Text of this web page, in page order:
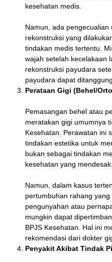
kesehatan medis.
Namun, ada pengecualian
rekonstruksi yang
tindakan medis tertentu.
wajah setelah kecelakaan
rekonstruksi payudara
payudara dapat
Perataan Gigi (Behel/
Pemasangan behel atau
meratakan gigi umumnya
Kesehatan. Perawatan ini
tindakan estetika untuk
bukan sebagai tindakan
kesehatan yang mendesak.
Namun, dalam kasus
pertumbuhan rahang
pengunyahan atau
mungkin dapat
BPJS Kesehatan. Hal ini
rekomendasi dari dokter
Penyakit Akibat Tindak